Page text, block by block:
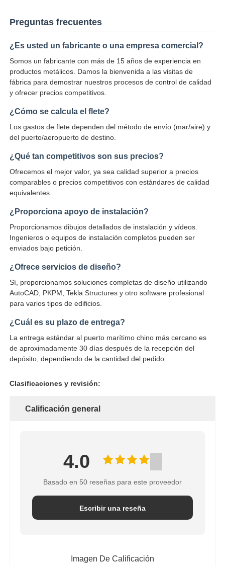
Preguntas frecuentes
¿Es usted un fabricante o una empresa comercial?
Somos un fabricante con más de 15 años de experiencia en
productos metálicos. Damos la bienvenida a las visitas de
fábrica para demostrar nuestros procesos de control de calidad
y ofrecer precios competitivos.
¿Cómo se calcula el flete?
Los gastos de flete dependen del método de envío (mar/aire) y
del puerto/aeropuerto de destino.
¿Qué tan competitivos son sus precios?
Ofrecemos el mejor valor, ya sea calidad superior a precios
comparables o precios competitivos con estándares de calidad
equivalentes.
¿Proporciona apoyo de instalación?
Proporcionamos dibujos detallados de instalación y vídeos.
Ingenieros o equipos de instalación completos pueden ser
enviados bajo petición.
¿Ofrece servicios de diseño?
Sí, proporcionamos soluciones completas de diseño utilizando
AutoCAD, PKPM, Tekla Structures y otro software profesional
para varios tipos de edificios.
¿Cuál es su plazo de entrega?
La entrega estándar al puerto marítimo chino más cercano es
de aproximadamente 30 días después de la recepción del
depósito, dependiendo de la cantidad del pedido.
Clasificaciones y revisión:
Calificación general
4.0
Basado en 50 reseñas para este proveedor
Escribir una reseña
Imagen De Calificación